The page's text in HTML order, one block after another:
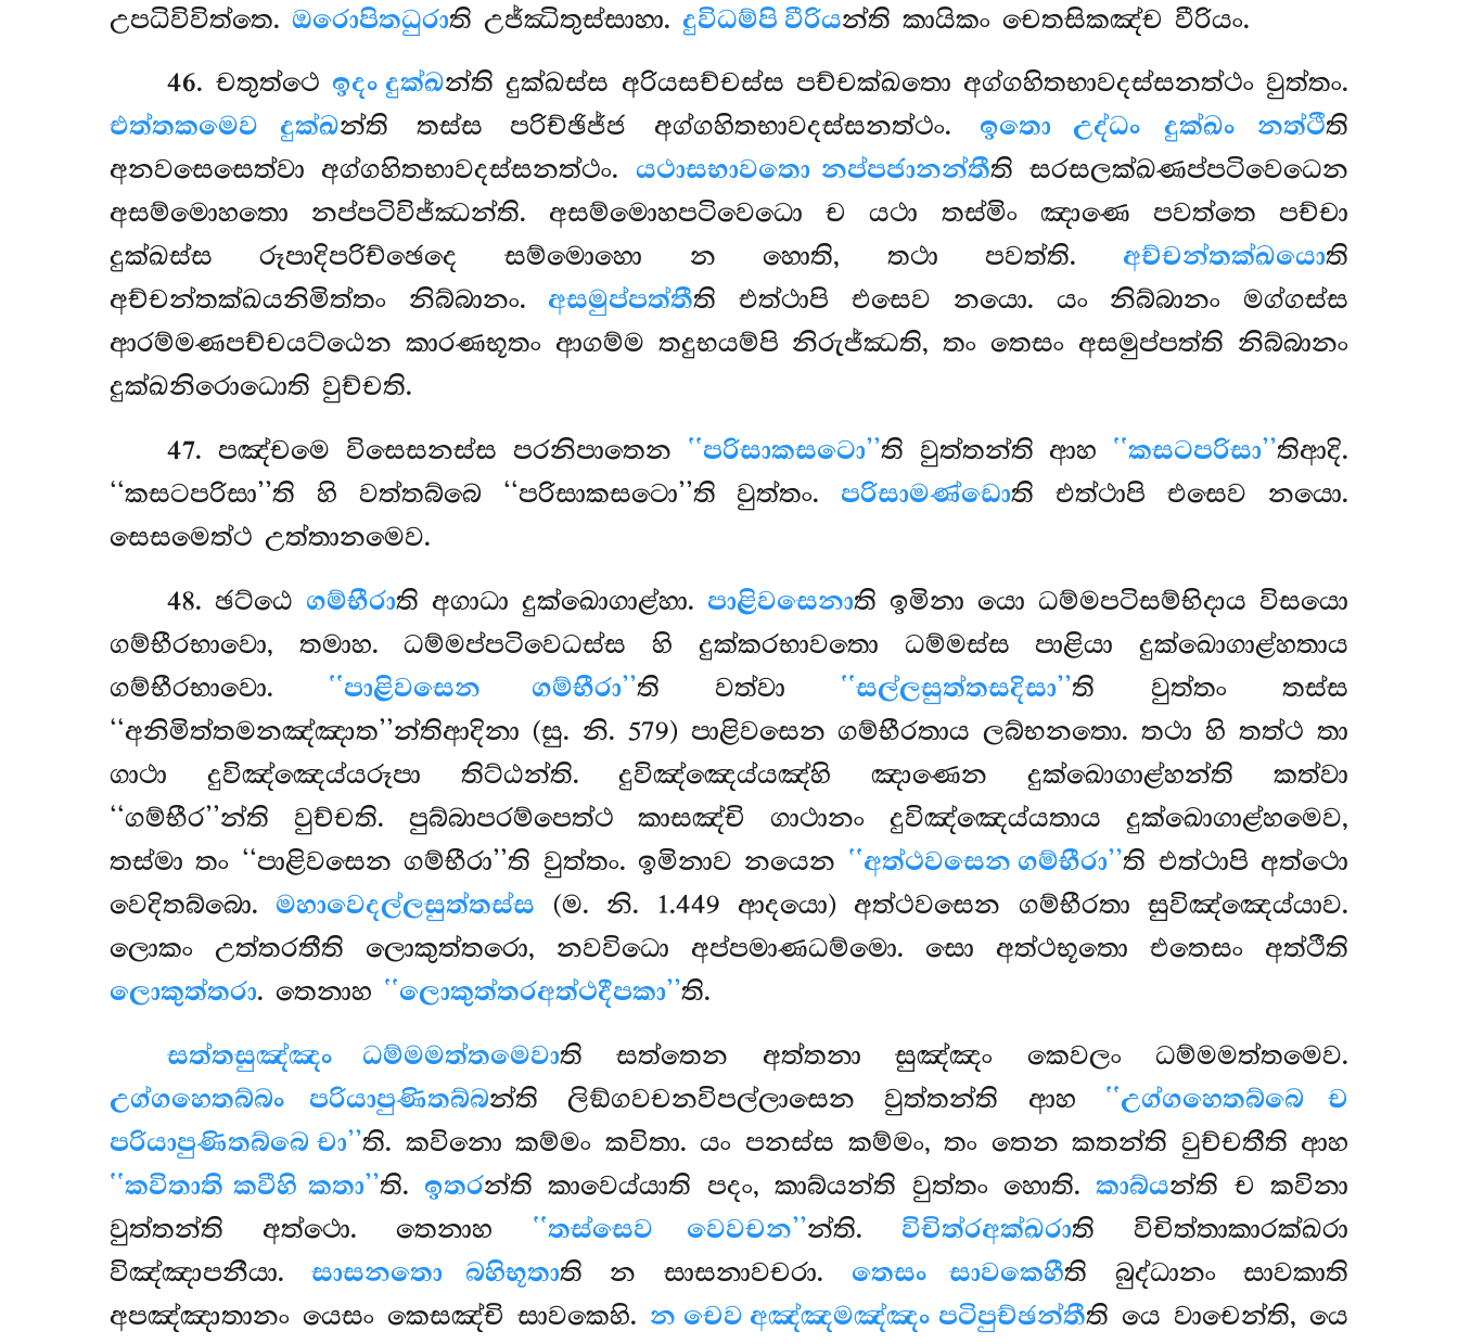
උපධිවිවිත්තෙ. ඔරොපිතධුරාති උජ්ඣිතුස්සාහා. දුවිධම්පි වීරියන්ති කායිකං චෙතසිකඤ්ච වීරියං.
46. චතුත්ථෙ ඉදං දුක්ඛන්ති දුක්ඛස්ස අරියසච්චස්ස පච්චක්ඛතො අග්ගහිතභාවදස්සනත්ථං වුත්තං.
එත්තකමෙව දුක්ඛන්ති තස්ස පරිච්ඡිජ්ජ අග්ගහිතභාවදස්සනත්ථං. ඉතො උද්ධං දුක්ඛං නත්ථීති
අනවසෙසෙත්වා අග්ගහිතභාවදස්සනත්ථං. යථාසභාවතො නප්පජානන්තීති සරසලක්ඛණප්පටිවෙධෙන
අසම්මොහතො නප්පටිවිජ්ඣන්ති. අසම්මොහපටිවෙධො ච යථා තස්මිං ඤාණෙ පවත්තෙ පච්චා
දුක්ඛස්ස රූපාදිපරිච්ඡෙදෙ සම්මොහො න හොති, තථා පවත්ති. අච්චන්තක්ඛයොති
අච්චන්තක්ඛයනිමිත්තං නිබ්බානං. අසමුප්පත්තීති එත්ථාපි එසෙව නයො. යං නිබ්බානං මග්ගස්ස
ආරම්මණපච්චයට්ඨෙන කාරණභූතං ආගම්ම තදුභයම්පි නිරුජ්ඣති, තං තෙසං අසමුප්පත්ති නිබ්බානං
දුක්ඛනිරොධොති වුච්චති.
47. පඤ්චමෙ විසෙසනස්ස පරනිපාතෙන ‘‘පරිසාකසටො’’ති වුත්තන්ති ආහ ‘‘කසටපරිසා’’තිආදි.
‘‘කසටපරිසා’’ති හි වත්තබ්බෙ ‘‘පරිසාකසටො’’ති වුත්තං.පරිසාමණ්ඩොති එත්ථාපි එසෙව නයො.
සෙසමෙත්ථ උත්තානමෙව.
48. ඡට්ඨෙ ගම්භීරාති අගාධා දුක්ඛොගාළ්හා.පාළිවසෙනාති ඉමිනා යො ධම්මපටිසම්භිදාය විසයො
ගම්භීරභාවො, තමාහ. ධම්මප්පටිවෙධස්ස හි දුක්කරභාවතො ධම්මස්ස පාළියා දුක්ඛොගාළ්හතාය
ගම්භීරභාවො. ‘‘පාළිවසෙන ගම්භීරා’’ති වත්වා ‘‘සල්ලසුත්තසදිසා’’ති වුත්තං තස්ස
‘‘අනිමිත්තමනඤ්ඤාත’’න්තිආදිනා (සු. නි. 579) පාළිවසෙන ගම්භීරතාය ලබ්භනතො. තථා හි තත්ථ තා
ගාථා දුවිඤ්ඤෙය්යරූපා තිට්ඨන්ති. දුවිඤ්ඤෙය්යඤ්හි ඤාණෙන දුක්ඛොගාළ්හන්ති කත්වා
‘‘ගම්භීර’’න්ති වුච්චති. පුබ්බාපරම්පෙත්ථ කාසඤ්චි ගාථානං දුවිඤ්ඤෙය්යතාය දුක්ඛොගාළ්හමෙව,
තස්මා තං ‘‘පාළිවසෙන ගම්භීරා’’ති වුත්තං. ඉමිනාව නයෙන ‘‘අත්ථවසෙන ගම්භීරා’’ති එත්ථාපි අත්ථො
වෙදිතබ්බො. මහාවෙදල්ලසුත්තස්ස (ම. නි. 1.449 ආදයො) අත්ථවසෙන ගම්භීරතා සුවිඤ්ඤෙය්යාව.
ලොකං උත්තරතීති ලොකුත්තරො, නවවිධො අප්පමාණධම්මො. සො අත්ථභූතො එතෙසං අත්ථීති
ලොකුත්තරා. තෙනාහ ‘‘ලොකුත්තරඅත්ථදීපකා’’ති.
සත්තසුඤ්ඤං ධම්මමත්තමෙවාති සත්තෙන අත්තනා සුඤ්ඤං කෙවලං ධම්මමත්තමෙව.
උග්ගහෙතබ්බං පරියාපුණිතබ්බන්ති ලිඞ්ගවචනවිපල්ලාසෙන වුත්තන්ති ආහ ‘‘උග්ගහෙතබ්බෙ ච
පරියාපුණිතබ්බෙ චා’’ති. කවිනො කම්මං කවිතා. යං පනස්ස කම්මං, තං තෙන කතන්ති වුච්චතීති ආහ
‘‘කවිතාති කවීහි කතා’’ති. ඉතරන්ති කාවෙය්යාති පදං, කාබ්යන්ති වුත්තං හොති.කාබ්යන්ති ච කවිනා
වුත්තන්ති අත්ථො. තෙනාහ ‘‘තස්සෙව වෙවචන’’න්ති. විචිත්රඅක්ඛරාති විචිත්තාකාරක්ඛරා
විඤ්ඤාපනීයා.සාසනතො බහිභූතාති න සාසනාවචරා. තෙසං සාවකෙහීති බුද්ධානං සාවකාති
අපඤ්ඤාතානං යෙසං කෙසඤ්චි සාවකෙහි. න චෙව අඤ්ඤමඤ්ඤං පටිපුච්ඡන්තීති යෙ වාචෙන්ති, යෙ